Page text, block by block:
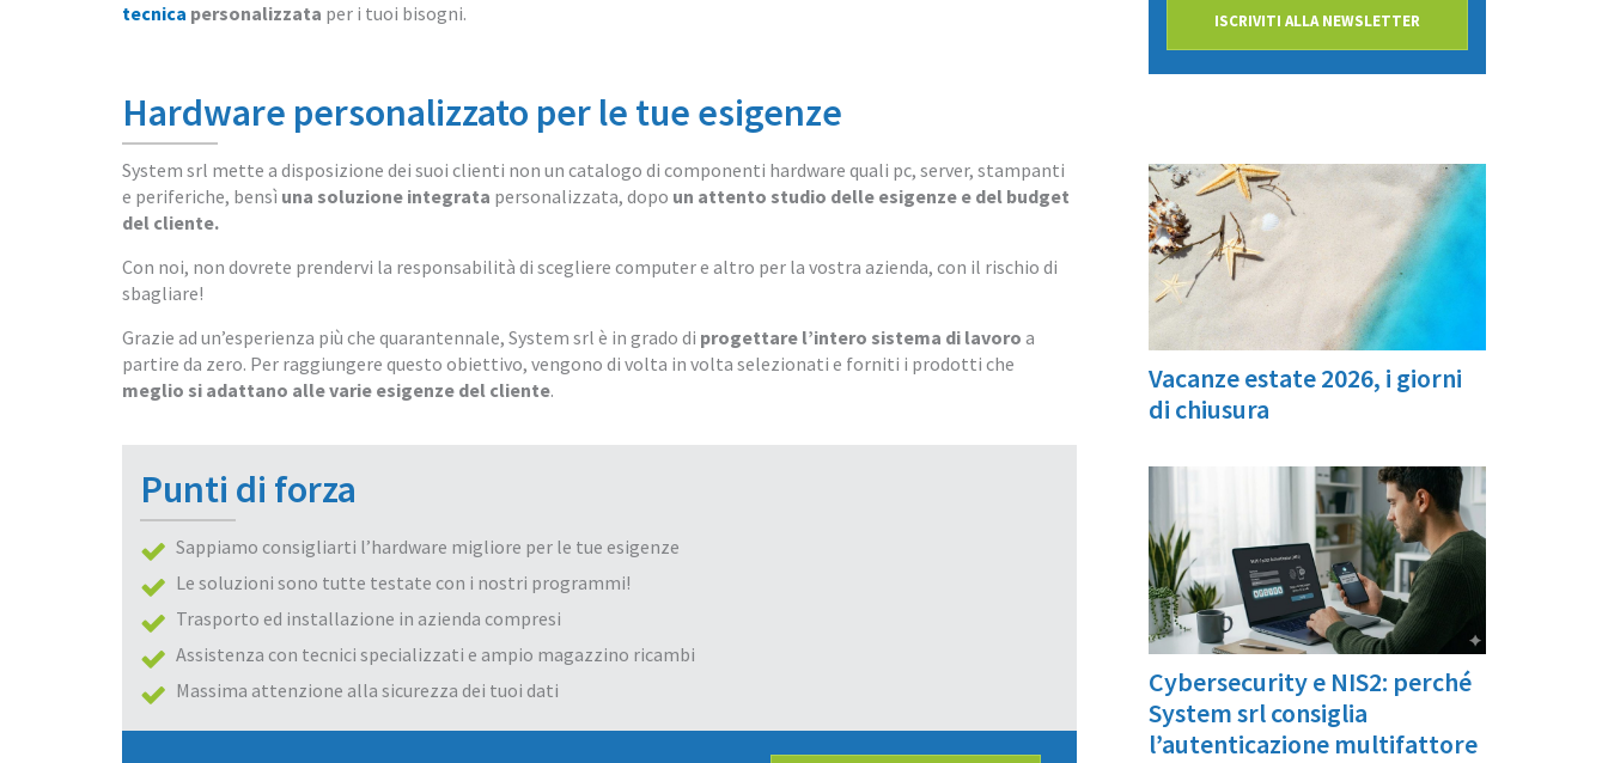
tecnica personalizzata per i tuoi bisogni.
Hardware personalizzato per le tue esigenze
System srl mette a disposizione dei suoi clienti non un catalogo di componenti hardware quali pc, server, stampanti
e periferiche, bensì una soluzione integrata personalizzata, dopo un attento studio delle esigenze e del budget
del cliente.
Con noi, non dovrete prendervi la responsabilità di scegliere computer e altro per la vostra azienda, con il rischio di
sbagliare!
Grazie ad un’esperienza più che quarantennale, System srl è in grado di progettare l’intero sistema di lavoro a
partire da zero. Per raggiungere questo obiettivo, vengono di volta in volta selezionati e forniti i prodotti che
meglio si adattano alle varie esigenze del cliente.
Punti di forza
Sappiamo consigliarti l’hardware migliore per le tue esigenze
Le soluzioni sono tutte testate con i nostri programmi!
Trasporto ed installazione in azienda compresi
Assistenza con tecnici specializzati e ampio magazzino ricambi
Massima attenzione alla sicurezza dei tuoi dati
ISCRIVITI ALLA NEWSLETTER
Vacanze estate 2026, i giorni
di chiusura
Cybersecurity e NIS2: perché
System srl consiglia
l’autenticazione multifattore